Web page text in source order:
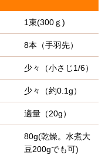
1束(300ｇ)
8本（手羽先）
少々（小さじ1/6）
少々（約0.1g）
適量（20g）
80g(乾燥。水煮大
豆200gでも可)